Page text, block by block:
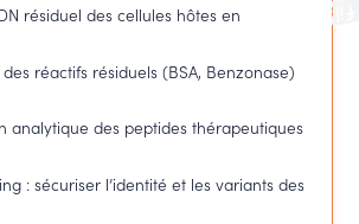
résiduel des cellules hôtes en
réactifs résiduels (BSA, Benzonase)
analytique des peptides thérapeutiques
: sécuriser l’identité et les variants des